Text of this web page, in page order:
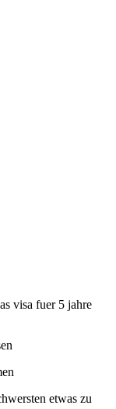
visa fuer 5 jahre
etwas zu